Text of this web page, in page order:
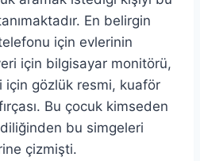
En belirgin
için evlerinin
için bilgisayar monitörü,
için gözlük resmi, kuaför
Bu çocuk kimseden
bu simgeleri
çizmişti.